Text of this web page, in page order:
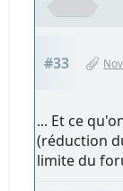
#33
... Et ce
(réduction
limite du